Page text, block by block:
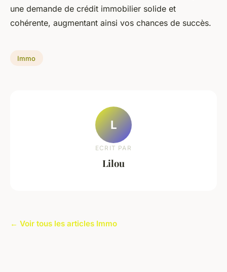
une demande de crédit immobilier solide et
cohérente, augmentant ainsi vos chances de succès.
Immo
L
ECRIT PAR
Lilou
← Voir tous les articles Immo